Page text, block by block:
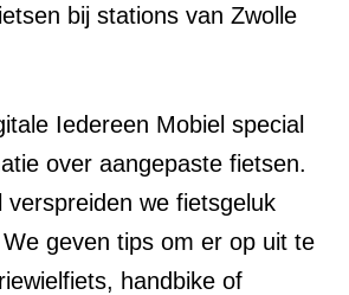
bij stations van Zwolle
Iedereen Mobiel special
over aangepaste fietsen.
verspreiden we fietsgeluk
geven tips om er op uit te
handbike of